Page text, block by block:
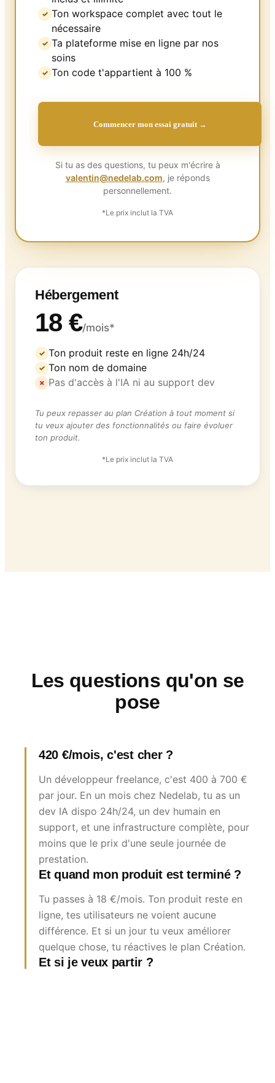
✓ Ton workspace complet avec tout le
nécessaire
✓ Ta plateforme mise en ligne par nos
soins
✓ Ton code t'appartient à 100 %
Commencer mon essai gratuit →
Si tu as des questions, tu peux m'écrire à
valentin@nedelab.com, je réponds
personnellement.
*Le prix inclut la TVA
Hébergement
18 €/mois*
✓ Ton produit reste en ligne 24h/24
✓ Ton nom de domaine
✗ Pas d'accès à l'IA ni au support dev
Tu peux repasser au plan Création à tout moment si
tu veux ajouter des fonctionnalités ou faire évoluer
ton produit.
*Le prix inclut la TVA
Les questions qu'on se
pose
420 €/mois, c'est cher ?
Un développeur freelance, c'est 400 à 700 €
par jour. En un mois chez Nedelab, tu as un
dev IA dispo 24h/24, un dev humain en
support, et une infrastructure complète, pour
moins que le prix d'une seule journée de
prestation.
Et quand mon produit est terminé ?
Tu passes à 18 €/mois. Ton produit reste en
ligne, tes utilisateurs ne voient aucune
différence. Et si un jour tu veux améliorer
quelque chose, tu réactives le plan Création.
Et si je veux partir ?